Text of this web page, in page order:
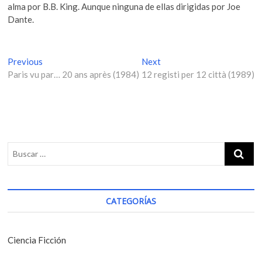
alma por B.B. King. Aunque ninguna de ellas dirigidas por Joe
Dante.
N
a
g
a
i
ó
n
Previous
r
p
s
:
Paris vu par… 20 ans après (1984)
NextN
e
:
12 registi per 12 città (1989)
CATEGORÍAS
Ciencia Ficción